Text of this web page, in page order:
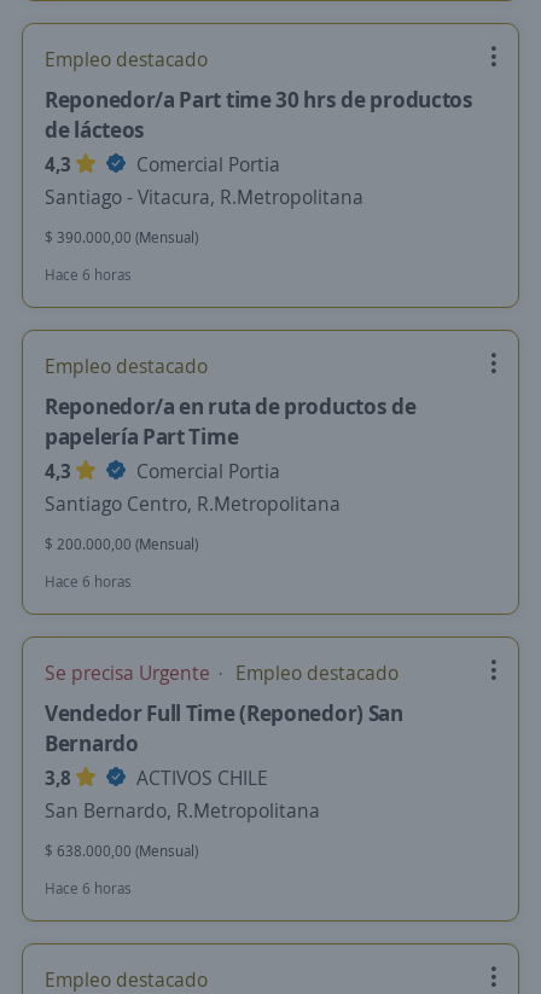
Empleo destacado
Reponedor/a Part time 30 hrs de productos
de lácteos
4,3
Comercial Portia
Santiago - Vitacura, R.Metropolitana
$ 390.000,00 (Mensual)
Hace 6 horas
Empleo destacado
Reponedor/a en ruta de productos de
papelería Part Time
4,3
Comercial Portia
Santiago Centro, R.Metropolitana
$ 200.000,00 (Mensual)
Hace 6 horas
Se precisa Urgente Empleo destacado
Vendedor Full Time (Reponedor) San
Bernardo
3,8
ACTIVOS CHILE
San Bernardo, R.Metropolitana
$ 638.000,00 (Mensual)
Hace 6 horas
Empleo destacado